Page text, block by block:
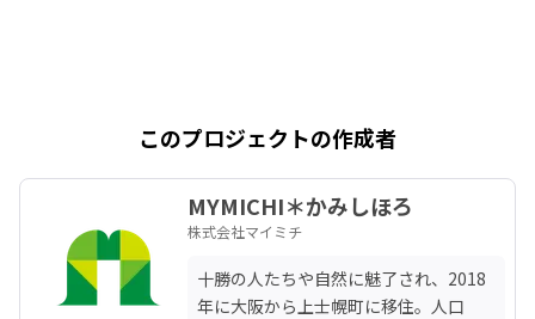
このプロジェクトの作成者
MYMICHI＊かみしほろ
株式会社マイミチ
十勝の人たちや自然に魅了され、2018
年に大阪から上士幌町に移住。人口